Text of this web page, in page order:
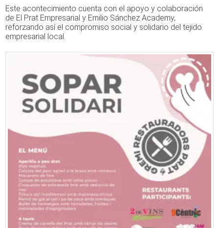
Este acontecimiento cuenta con el apoyo y colaboración
de El Prat Empresarial y Emilio Sánchez Academy,
reforzando así el compromiso social y solidario del tejido
empresarial local.